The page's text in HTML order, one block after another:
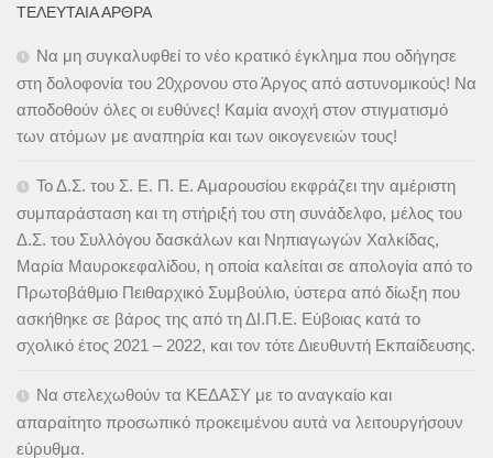
ΤΕΛΕΥΤΑΊΑ ΆΡΘΡΑ
Να μη συγκαλυφθεί το νέο κρατικό έγκλημα που οδήγησε
στη δολοφονία του 20χρονου στο Άργος από αστυνομικούς! Να
αποδοθούν όλες οι ευθύνες! Καμία ανοχή στον στιγματισμό
των ατόμων με αναπηρία και των οικογενειών τους!
Το Δ.Σ. του Σ. Ε. Π. Ε. Αμαρουσίου εκφράζει την αμέριστη
συμπαράσταση και τη στήριξή του στη συνάδελφο, μέλος του
Δ.Σ. του Συλλόγου δασκάλων και Νηπιαγωγών Χαλκίδας,
Μαρία Μαυροκεφαλίδου, η οποία καλείται σε απολογία από το
Πρωτοβάθμιο Πειθαρχικό Συμβούλιο, ύστερα από δίωξη που
ασκήθηκε σε βάρος της από τη ΔΙ.Π.Ε. Εύβοιας κατά το
σχολικό έτος 2021 – 2022, και τον τότε Διευθυντή Εκπαίδευσης.
Να στελεχωθούν τα ΚΕΔΑΣΥ με το αναγκαίο και
απαραίτητο προσωπικό προκειμένου αυτά να λειτουργήσουν
εύρυθμα.